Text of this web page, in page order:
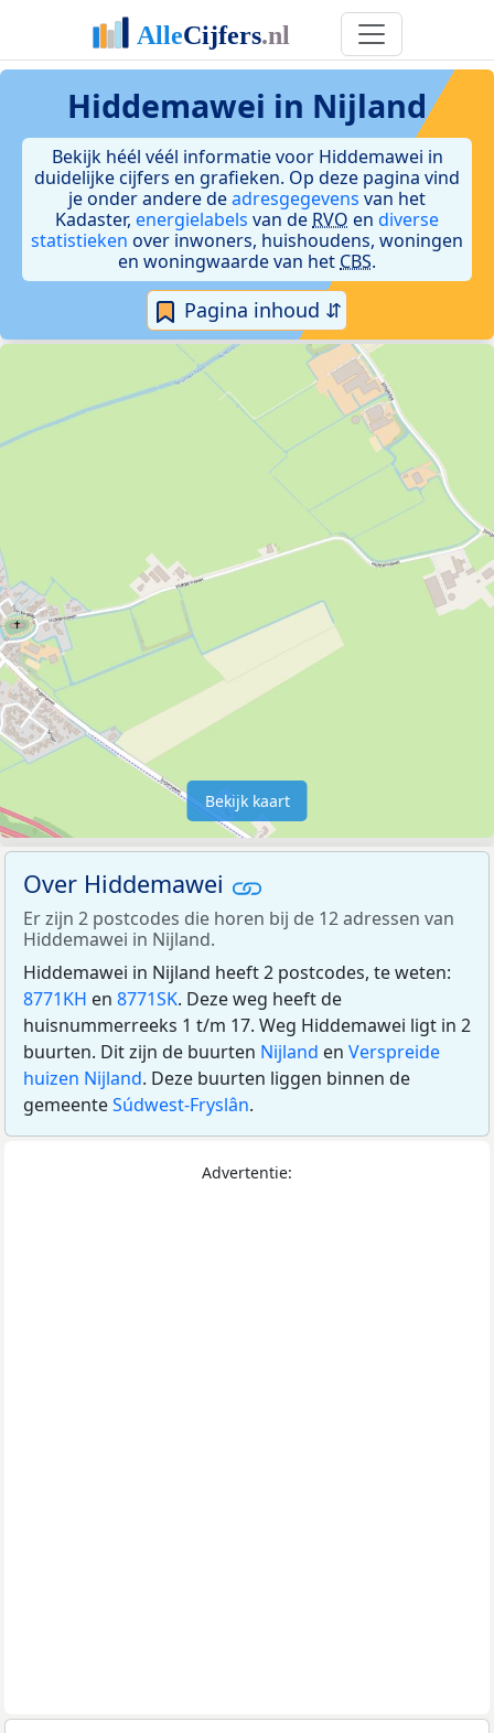
Hiddemawei in Nijland
Bekijk héél véél informatie voor Hiddemawei in
duidelijke cijfers en grafieken. Op deze pagina vind
je onder andere deadresgegevens van het
Kadaster, energielabels van de RVO en diverse
statistieken over inwoners, huishoudens, woningen
en woningwaarde van het CBS.
Pagina inhoud ⇵
Bekijk kaart
Over Hiddemawei
Er zijn 2 postcodes die horen bij de 12 adressen van
Hiddemawei in Nijland.
Hiddemawei in Nijland heeft 2 postcodes, te weten:
8771KH en 8771SK. Deze weg heeft de
huisnummerreeks 1 t/m 17. Weg Hiddemawei ligt in 2
buurten. Dit zijn de buurten Nijland en Verspreide
huizen Nijland. Deze buurten liggen binnen de
gemeenteSúdwest-Fryslân.
Advertentie: